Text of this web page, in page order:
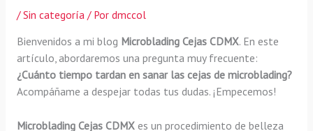
/Sin categoría / Por dmccol
Bienvenidos a mi blog Microblading Cejas CDMX. En este
artículo, abordaremos una pregunta muy frecuente:
¿Cuánto tiempo tardan en sanar las cejas de microblading?
Acompáñame a despejar todas tus dudas. ¡Empecemos!
Microblading Cejas CDMXes un procedimiento de belleza